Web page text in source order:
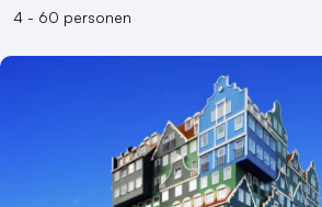
4 - 60 personen